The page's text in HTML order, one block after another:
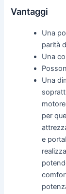
Vantaggi
Una
parità
Una
Una
per
e